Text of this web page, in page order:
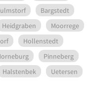
Bargstedt
Heidgraben
Moorrege
Hollenstedt
Pinneberg
Halstenbek
Uetersen